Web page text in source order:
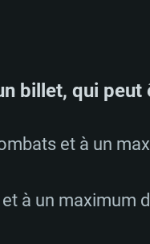
billet, qui peut
et à un
à un maximum